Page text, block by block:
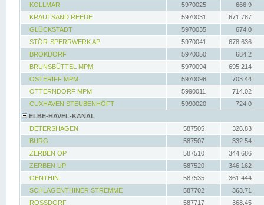
KOLLMAR
5970025
666.9
KRAUTSAND REEDE
5970031
671.787
GLÜCKSTADT
5970035
674.0
STÖR-SPERRWERK AP
5970041
678.636
BROKDORF
5970050
684.2
BRUNSBÜTTEL MPM
5970094
695.214
OSTERIFF MPM
5970096
703.44
OTTERNDORF MPM
5990011
714.02
CUXHAVEN STEUBENHÖFT
5990020
724.0
ELBE-HAVEL-KANAL
DETERSHAGEN
587505
326.83
BURG
587507
332.54
ZERBEN OP
587510
344.686
ZERBEN UP
587520
346.162
GENTHIN
587535
361.444
SCHLAGENTHINER STREMME
587702
363.71
ROSSDORF
587717 368.45